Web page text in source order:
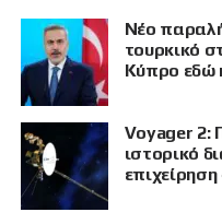
Νέο
τουρκικό
Κύπρο εδώ
Voyager 2:
ιστορικό